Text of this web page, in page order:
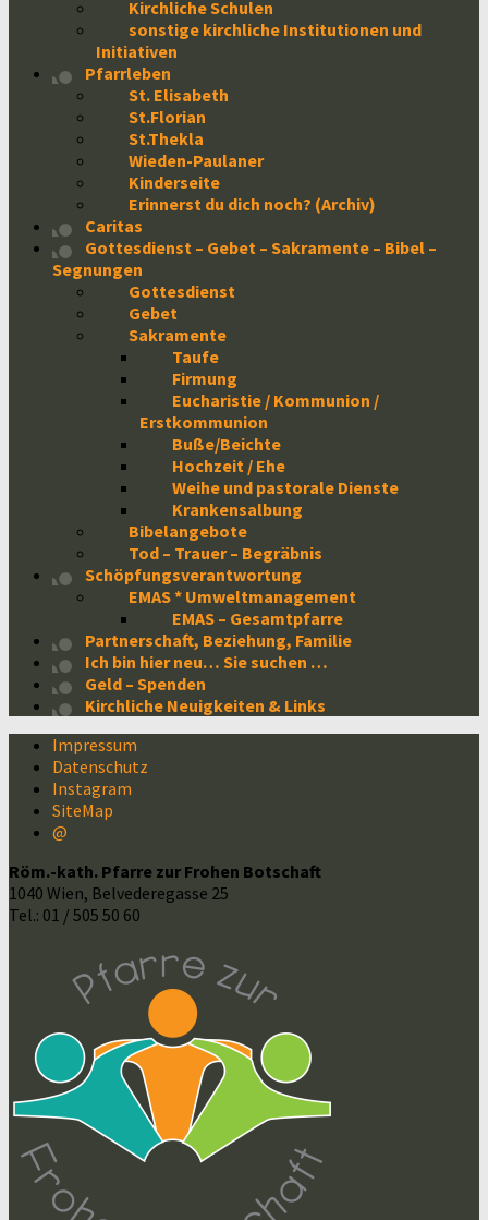
Kirchliche Schulen
sonstige kirchliche Institutionen und
Initiativen
Pfarrleben
St. Elisabeth
St.Florian
St.Thekla
Wieden-Paulaner
Kinderseite
Erinnerst du dich noch? (Archiv)
Caritas
Gottesdienst – Gebet – Sakramente – Bibel –
Segnungen
Gottesdienst
Gebet
Sakramente
Taufe
Firmung
Eucharistie / Kommunion /
Erstkommunion
Buße/Beichte
Hochzeit / Ehe
Weihe und pastorale Dienste
Krankensalbung
Bibelangebote
Tod – Trauer – Begräbnis
Schöpfungsverantwortung
EMAS * Umweltmanagement
EMAS – Gesamtpfarre
Partnerschaft, Beziehung, Familie
Ich bin hier neu… Sie suchen …
Geld – Spenden
Kirchliche Neuigkeiten & Links
Impressum
Datenschutz
Instagram
SiteMap
@
Röm.-kath. Pfarre zur Frohen Botschaft
1040 Wien, Belvederegasse 25
Tel.: 01 / 505 50 60